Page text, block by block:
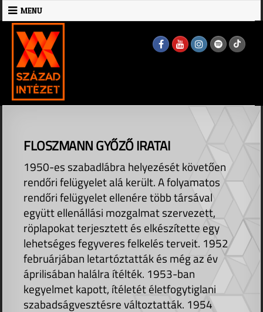
Skip
to
content
MENU
FLOSZMANN GYŐZŐ IRATAI
1950-es szabadlábra helyezését követően
rendőri felügyelet alá került. A folyamatos
rendőri felügyelet ellenére több társával
együtt ellenállási mozgalmat szervezett,
röplapokat terjesztett és elkészítette egy
lehetséges fegyveres felkelés terveit. 1952
februárjában letartóztatták és még az év
áprilisában halálra ítélték. 1953-ban
kegyelmet kapott, ítéletét életfogytiglani
szabadságvesztésre változtatták. 1954